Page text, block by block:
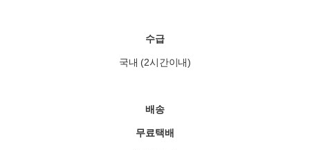
수급
국내 (2시간이내)
배송
무료택배